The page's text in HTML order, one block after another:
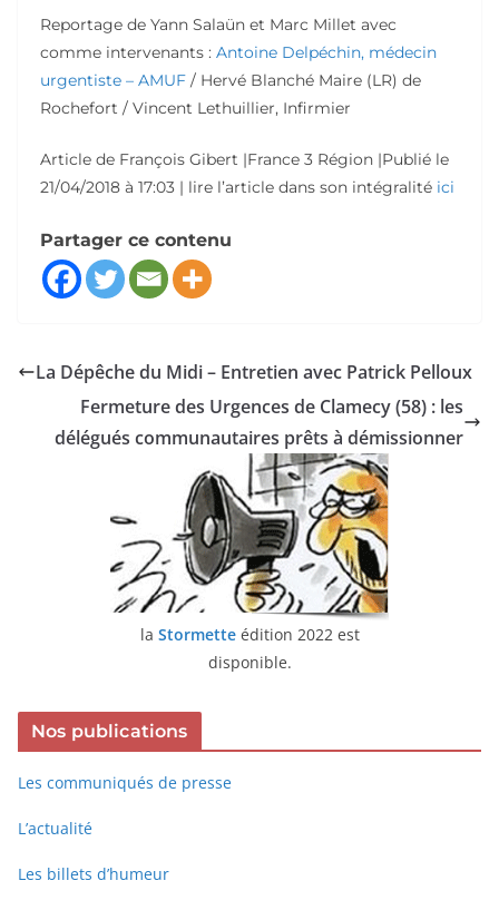
Reportage de Yann Salaün et Marc Millet avec
comme intervenants : Antoine Delpéchin, médecin
urgentiste – AMUF / Hervé Blanché Maire (LR) de
Rochefort / Vincent Lethuillier, Infirmier
Article de François Gibert |France 3 Région |Publié le
21/04/2018 à 17:03 | lire l’article dans son intégralité ici
Partager ce contenu
La Dépêche du Midi – Entretien avec Patrick Pelloux
Fermeture des Urgences de Clamecy (58) : les
délégués communautaires prêts à démissionner
la Stormetteédition 2022 est
disponible.
Nos publications
Les communiqués de presse
L’actualité
Les billets d’humeur